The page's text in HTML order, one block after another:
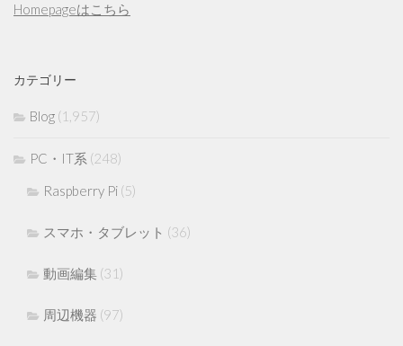
Homepageはこちら
カテゴリー
Blog (1,957)
PC・IT系 (248)
Raspberry Pi (5)
スマホ・タブレット (36)
動画編集 (31)
周辺機器 (97)